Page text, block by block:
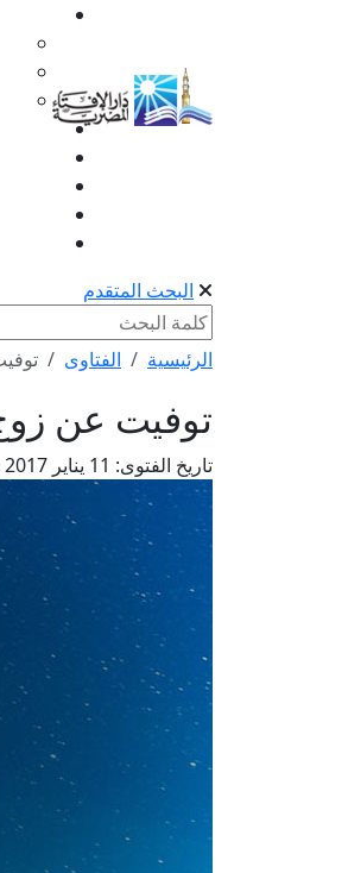
البحث المتقدم
الرئيسية الفتاوى
توفيت عن
تاريخ الفتوى: